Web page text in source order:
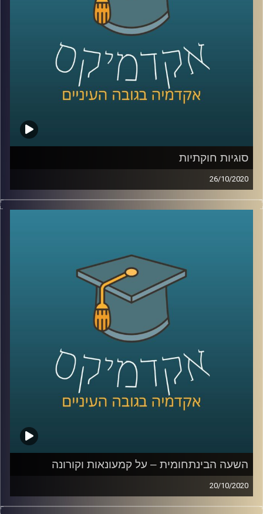
להאזין לתוכנית בה מתארח ד"ר תומר פישמן
מביה"ס לקיימות באוניברסיטת ריימן, אקולוג
תעשייתי, שמסביר על הדרך האקדמית שעבר,
ונותן דוגמאות מהחיים על המקומות שבהם
אקולוגים תעשייתים תורמים את הידע שלהם
לשיפור החיים של כולנו.
סוגיות חוקתיות
26/10/2020
ד"ר אדם שנער, מרצה בכיר וחוקר בביה"ס
סוגיות נבחרות ממחקריו.
מוזמנים להצטרף אלינו לשעה מרתקת בה נדבר
על המצב המשפטי בשטחים הכבושים, על
הטשטוש בין הצבא למשטרה, האפלייה של
ערביי ארץ ישראל, והגבלת חופש הביטוי
בישראל בשנים האחרונות בכלל, ובתקופת
הקורונה בפרט.
קרדיט תמונות:AudioVersity
השעה הבינתחומית – על קמעונאות וקורונה
20/10/2020
ד"ר דנה טבת מביה"ס אריסון למנהל עסקים